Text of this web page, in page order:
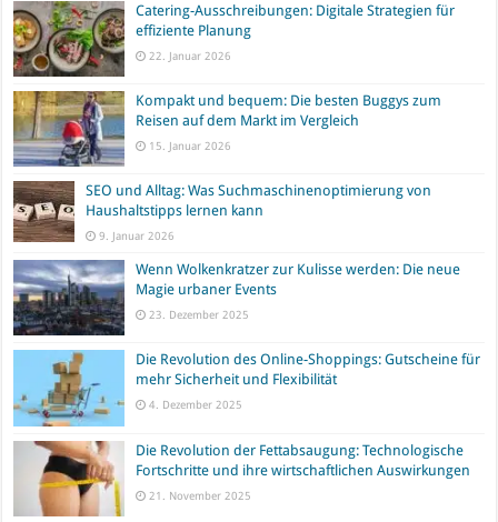
Catering-Ausschreibungen: Digitale Strategien für
effiziente Planung
22. Januar 2026
Kompakt und bequem: Die besten Buggys zum
Reisen auf dem Markt im Vergleich
15. Januar 2026
SEO und Alltag: Was Suchmaschinenoptimierung von
Haushaltstipps lernen kann
9. Januar 2026
Wenn Wolkenkratzer zur Kulisse werden: Die neue
Magie urbaner Events
23. Dezember 2025
Die Revolution des Online-Shoppings: Gutscheine für
mehr Sicherheit und Flexibilität
4. Dezember 2025
Die Revolution der Fettabsaugung: Technologische
Fortschritte und ihre wirtschaftlichen Auswirkungen
21. November 2025